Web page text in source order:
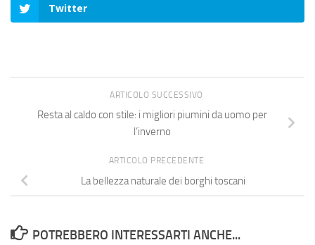
Twitter
ARTICOLO SUCCESSIVO
Resta al caldo con stile: i migliori piumini da uomo per
l’inverno
ARTICOLO PRECEDENTE
La bellezza naturale dei borghi toscani
POTREBBERO INTERESSARTI ANCHE...